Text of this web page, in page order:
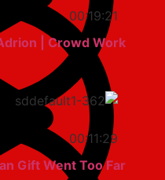
00:19:21
Adrion | Crowd Work
00:11:29
Fan Gift Went Too Far